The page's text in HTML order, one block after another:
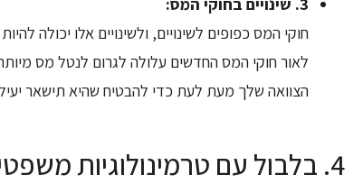
חוקי המס כפופים לשינויים, ולשינויים אלו יכולה
לאור חוקי המס החדשים עלולה לגרום לנטל מס
הצוואה שלך מעת לעת כדי להבטיח שהיא תישאר
4. בלבול עם טרמינולוגיות משפטיות: האם אתה בטוח במה אתה חותם?